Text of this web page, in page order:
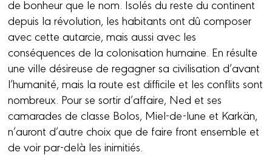
de bonheur que le nom. Isolés du reste du continent
depuis la révolution, les habitants ont dû composer
avec cette autarcie, mais aussi avec les
conséquences de la colonisation humaine. En résulte
une ville désireuse de regagner sa civilisation d’avant
l’humanité, mais la route est difficile et les conflits sont
nombreux. Pour se sortir d’affaire, Ned et ses
camarades de classe Bolos, Miel-de-lune et Karkän,
n’auront d’autre choix que de faire front ensemble et
de voir par-delà les inimitiés.